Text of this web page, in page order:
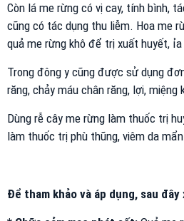
Còn lá me rừng có vị cay, tính bình,
cũng có tác dụng thu liễm. Hoa me
quả me rừng khô để trị xuất huyết,
Trong đông y cũng được sử dụng
răng, chảy máu chân răng, lợi,
Dùng rễ cây me rừng làm thuốc trị
làm thuốc trị phù thũng, viêm da
Để tham khảo và áp dụng, sau